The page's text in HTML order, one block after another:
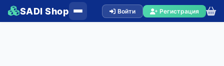
SADI Shop Войти Регистрация